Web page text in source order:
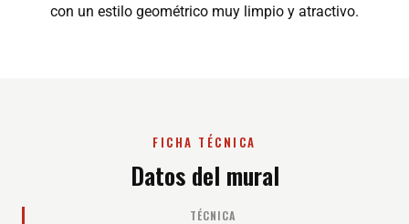
con un estilo geométrico muy limpio y atractivo.
FICHA TÉCNICA
Datos del mural
TÉCNICA